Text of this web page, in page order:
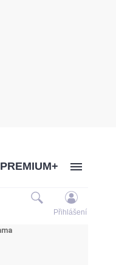
PREMIUM+
Přihlášení